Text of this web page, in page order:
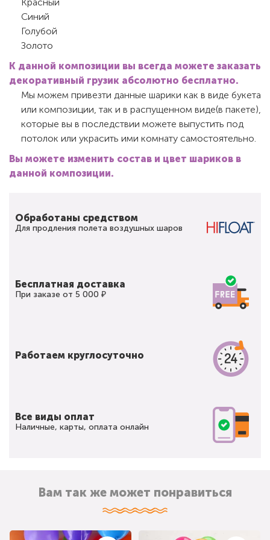
Синий
Голубой
Золото
К данной композиции вы всегда можете заказать
декоративный грузик абсолютно бесплатно.
Мы можем привезти данные шарики как в виде букета
или композиции, так и в распущенном виде(в пакете),
которые вы в последствии можете выпустить под
потолок или украсить ими комнату самостоятельно.
Вы можете изменить состав и цвет шариков в
данной композиции.
Обработаны средством
Для продления полета воздушных шаров
Бесплатная доставка
При заказе от 5 000 ₽
Работаем круглосуточно
Все виды оплат
Наличные, карты, оплата онлайн
Вам так же может понравиться